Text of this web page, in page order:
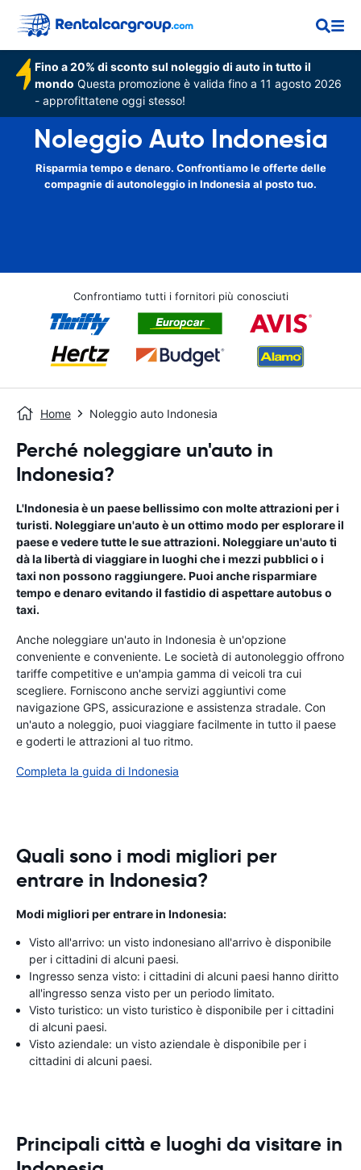
Fino a 20% di sconto sul noleggio di auto in tutto il
mondo Questa promozione è valida fino a 11 agosto 2026
- approfittatene oggi stesso!
Noleggio Auto Indonesia
Risparmia tempo e denaro. Confrontiamo le offerte delle
compagnie di autonoleggio in Indonesia al posto tuo.
Confrontiamo tutti i fornitori più conosciuti
Home Noleggio auto Indonesia
Perché noleggiare un'auto in
Indonesia?
L'Indonesia è un paese bellissimo con molte attrazioni per i
turisti. Noleggiare un'auto è un ottimo modo per esplorare il
paese e vedere tutte le sue attrazioni. Noleggiare un'auto ti
dà la libertà di viaggiare in luoghi che i mezzi pubblici o i
taxi non possono raggiungere. Puoi anche risparmiare
tempo e denaro evitando il fastidio di aspettare autobus o
taxi.
Anche noleggiare un'auto in Indonesia è un'opzione
conveniente e conveniente. Le società di autonoleggio offrono
tariffe competitive e un'ampia gamma di veicoli tra cui
scegliere. Forniscono anche servizi aggiuntivi come
navigazione GPS, assicurazione e assistenza stradale. Con
un'auto a noleggio, puoi viaggiare facilmente in tutto il paese
e goderti le attrazioni al tuo ritmo.
Completa la guida di Indonesia
Quali sono i modi migliori per
entrare in Indonesia?
Modi migliori per entrare in Indonesia:
Visto all'arrivo: un visto indonesiano all'arrivo è disponibile
per i cittadini di alcuni paesi.
Ingresso senza visto: i cittadini di alcuni paesi hanno diritto
all'ingresso senza visto per un periodo limitato.
Visto turistico: un visto turistico è disponibile per i cittadini
di alcuni paesi.
Visto aziendale: un visto aziendale è disponibile per i
cittadini di alcuni paesi.
Principali città e luoghi da visitare in